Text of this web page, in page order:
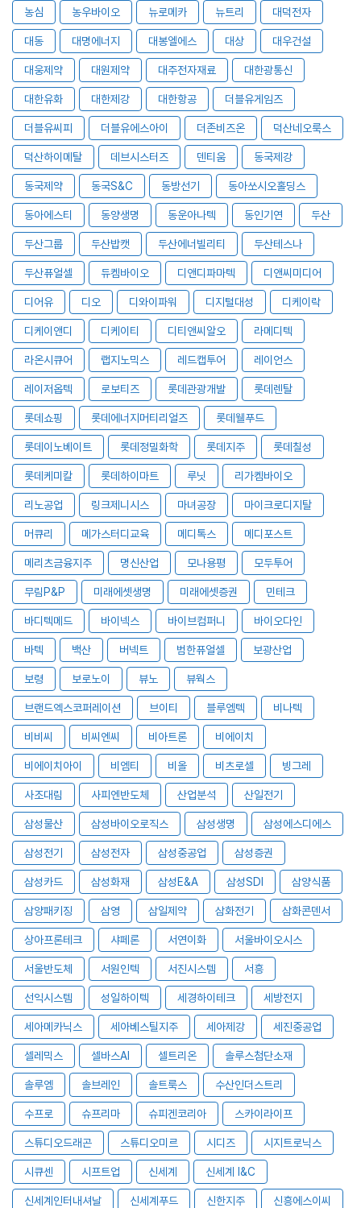
농심 농우바이오 뉴로메카 뉴트리 대덕전자
대동 대명에너지 대봉엘에스 대상 대우건설
대웅제약 대원제약 대주전자재료 대한광통신
대한유화 대한제강 대한항공 더블유게임즈
더블유씨피 더블유에스아이 더존비즈온 덕산네오룩스
덕산하이메탈 데브시스터즈 덴티움 동국제강
동국제약 동국S&C 동방선기 동아쏘시오홀딩스
동아에스티 동양생명 동운아나텍 동인기연 두산
두산그룹 두산밥캣 두산에너빌리티 두산테스나
두산퓨얼셀 듀켐바이오 디앤디파마텍 디앤씨미디어
디어유 디오 디와이파워 디지털대성 디케이락
디케이앤디 디케이티 디티앤씨알오 라메디텍
라온시큐어 랩지노믹스 레드캡투어 레이언스
레이저옵텍 로보티즈 롯데관광개발 롯데렌탈
롯데쇼핑 롯데에너지머티리얼즈 롯데웰푸드
롯데이노베이트 롯데정밀화학 롯데지주 롯데칠성
롯데케미칼 롯데하이마트 루닛 리가켐바이오
리노공업 링크제니시스 마녀공장 마이크로디지탈
머큐리 메가스터디교육 메디톡스 메디포스트
메리츠금융지주 명신산업 모나용평 모두투어
무림P&P 미래에셋생명 미래에셋증권 민테크
바디텍메드 바이넥스 바이브컴퍼니 바이오다인
바텍 백산 버넥트 범한퓨얼셀 보광산업
보령 보로노이 뷰노 뷰웍스
브랜드엑스코퍼레이션 브이티 블루엠텍 비나텍
비비씨 비씨엔씨 비아트론 비에이치
비에이치아이 비엠티 비올 비츠로셀 빙그레
사조대림 사피엔반도체 산업분석 산일전기
삼성물산 삼성바이오로직스 삼성생명 삼성에스디에스
삼성전기 삼성전자 삼성중공업 삼성증권
삼성카드 삼성화재 삼성E&A 삼성SDI 삼양식품
삼양패키징 삼영 삼일제약 삼화전기 삼화콘덴서
상아프론테크 샤페론 서연이화 서울바이오시스
서울반도체 서원인텍 서진시스템 서흥
선익시스템 성일하이텍 세경하이테크 세방전지
세아메카닉스 세아베스틸지주 세아제강 세진중공업
셀레믹스 셀바스AI 셀트리온 솔루스첨단소재
솔루엠 솔브레인 솔트룩스 수산인더스트리
수프로 슈프리마 슈피겐코리아 스카이라이프
스튜디오드래곤 스튜디오미르 시디즈 시지트로닉스
시큐센 시프트업 신세계 신세계 I&C
신세계인터내셔날 신세계푸드 신한지주 신흥에스이씨